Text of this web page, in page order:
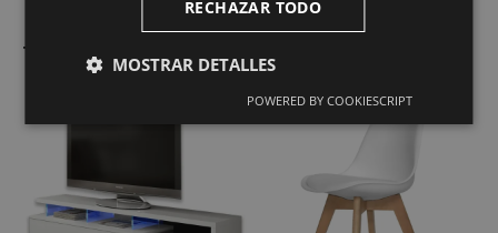
También le puede interesar
RECHAZAR TODO
MOSTRAR DETALLES
POWERED BY COOKIESCRIPT